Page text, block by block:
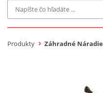
Značka
Makita-Záhrada
Produkty Záhradné Náradie